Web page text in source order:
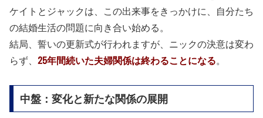
ケイトとジャックは、この出来事をきっかけに、自分たち
の結婚生活の問題に向き合い始める。
結局、誓いの更新式が行われますが、ニックの決意は変わ
らず、 25年間続いた夫婦関係は終わることになる
中盤：変化と新たな関係の展開